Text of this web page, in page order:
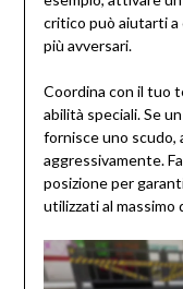
critico può aiutarti a
più avversari.
Coordina con il tuo
abilità speciali. Se
fornisce uno scudo,
aggressivamente.
posizione per
utilizzati al massimo